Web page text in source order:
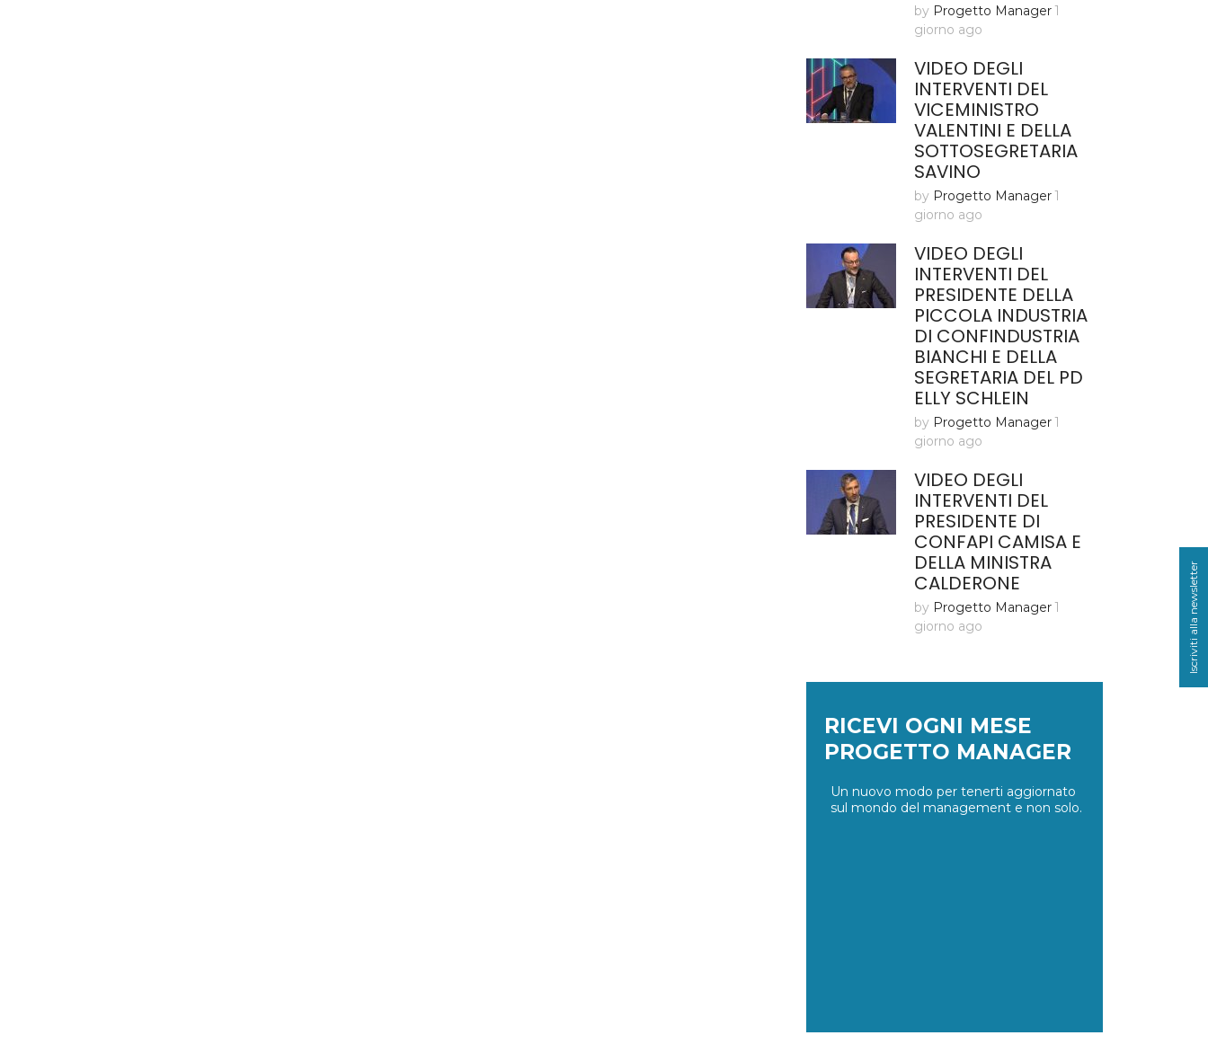
by Progetto Manager 1
giorno ago
VIDEO DEGLI
INTERVENTI DEL
VICEMINISTRO
VALENTINI E DELLA
SOTTOSEGRETARIA
SAVINO
by Progetto Manager 1
giorno ago
VIDEO DEGLI
INTERVENTI DEL
PRESIDENTE DELLA
PICCOLA INDUSTRIA
DI CONFINDUSTRIA
BIANCHI E DELLA
SEGRETARIA DEL PD
ELLY SCHLEIN
by Progetto Manager 1
giorno ago
VIDEO DEGLI
INTERVENTI DEL
PRESIDENTE DI
CONFAPI CAMISA E
DELLA MINISTRA
CALDERONE
by Progetto Manager 1
giorno ago
RICEVI OGNI MESE
PROGETTO MANAGER
Un nuovo modo per tenerti aggiornato
sul mondo del management e non solo.
Iscriviti alla newsletter